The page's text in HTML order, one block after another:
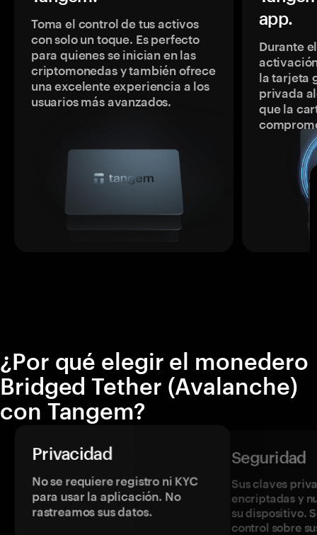
Toma el control de tus activos
con solo un toque. Es perfecto
para quienes se inician en las
criptomonedas y también ofrece
una excelente experiencia a los
usuarios más avanzados.
app.
Durante
la tarjeta
privada
que la
¿Por qué elegir el monedero
Bridged Tether (Avalanche)
con Tangem?
Privacidad
No se requiere registro ni KYC
para usar la aplicación. No
rastreamos sus datos.
Seguridad
Sus claves
encriptadas y
su dispositivo.
control sobre